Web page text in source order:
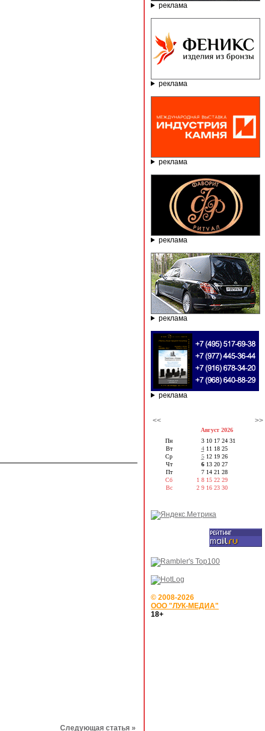
Следующая статья »
реклама
реклама
реклама
реклама
реклама
реклама
<< >>
Август 2026
Пн
Вт
Ср
Чт
Пт
Сб
Вс
3 10 17 24 31
4 11 18 25
5 12 19 26
6 13 20 27
7 14 21 28
1 8 15 22 29
2 9 16 23 30
© 2008-2026
ООО "ЛУК-МЕДИА"
18+